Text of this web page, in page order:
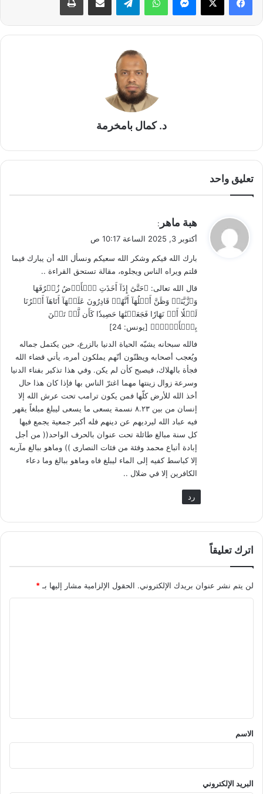
د. كمال بامخرمة
تعليق واحد
ق
ل
هبة ماهر :
أكتوبر 3, 2025 الساعة 10:17 ص
بارك الله فيكم وشكر الله سعيكم ونسأل الله أن يبارك فيما
قلتم ويراه الناس ويجلوه، مقالة تستحق القراءة ..
قال الله تعالى: ﴿حَتَّىٰٓ إِذَآ أَخَذَتِ ٱلۡأَرۡضُ زُخۡرُفَهَا
وَٱزَّيَّنَتۡ وَظَنَّ أَهۡلُهَآ أَنَّهُمۡ قَادِرُونَ عَلَيۡهَآ أَتَاهَآ أَمۡرُنَا
لَيۡلٗا أَوۡ نَهَارٗا فَجَعَلۡنَٰهَا حَصِيدٗا كَأَن لَّمۡ تَغۡنَ
بِٱلۡأَمۡسِۚ﴾ [يونس: 24]
فالله سبحانه يشبّه الحياة الدنيا بالزرع، حين يكتمل جماله
ويُعجب أصحابه ويظنّون أنّهم يملكون أمره، يأتي قضاء الله
فجأة بالهلاك، فيصبح كأن لم يكن. وفي هذا تذكير بفناء الدنيا
وسرعة زوال زينتها مهما اغترّ الناس بها فإذا كان هذا حال
أخذ الله للأرض كلّها فمن يكون ترامب تحت عرش الله إلا
إنسان من بين ٨.٢٣ نسمة يسعى ما يسعى ليبلغ مبلغاً يقهر
فيه عباد الله ليرديهم عن دينهم فله أكبر جمعية يجمع فيها
كل سنة مبالغ طائلة تحت عنوان بالحرف الواحد(( من أجل
إبادة أتباع محمد وفئة من فئات النصارى )) وماهو ببالغ مآربه
إلا كباسط كفيه إلى الماء ليبلغ فاه وماهو ببالغ وما دعاء
الكافرين إلا في ضلال ..
رد
اترك تعليقاً
لن يتم نشر عنوان بريدك الإلكتروني. الحقول الإلزامية مشار إليها بـ *
*
الاسم
البريد الإلكتروني